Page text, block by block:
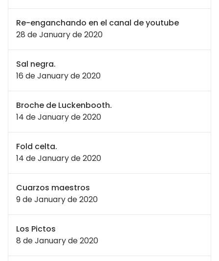
Re-enganchando en el canal de youtube
28 de January de 2020
Sal negra.
16 de January de 2020
Broche de Luckenbooth.
14 de January de 2020
Fold celta.
14 de January de 2020
Cuarzos maestros
9 de January de 2020
Los Pictos
8 de January de 2020